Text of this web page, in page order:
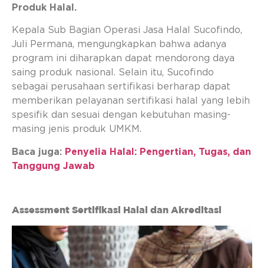
Produk Halal.
Kepala Sub Bagian Operasi Jasa Halal Sucofindo,
Juli Permana, mengungkapkan bahwa adanya
program ini diharapkan dapat mendorong daya
saing produk nasional. Selain itu, Sucofindo
sebagai perusahaan sertifikasi berharap dapat
memberikan pelayanan sertifikasi halal yang lebih
spesifik dan sesuai dengan kebutuhan masing-
masing jenis produk UMKM.
Baca juga: Penyelia Halal: Pengertian, Tugas, dan
Tanggung Jawab
Assessment Sertifikasi Halal dan Akreditasi